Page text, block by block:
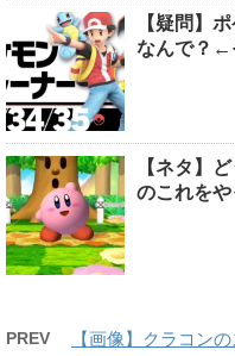
【疑問】
なんで？←
【ネタ】
のこれを
PREV
【画像】クラコン